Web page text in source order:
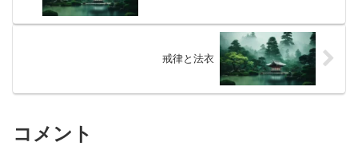
戒律と法衣
コメント